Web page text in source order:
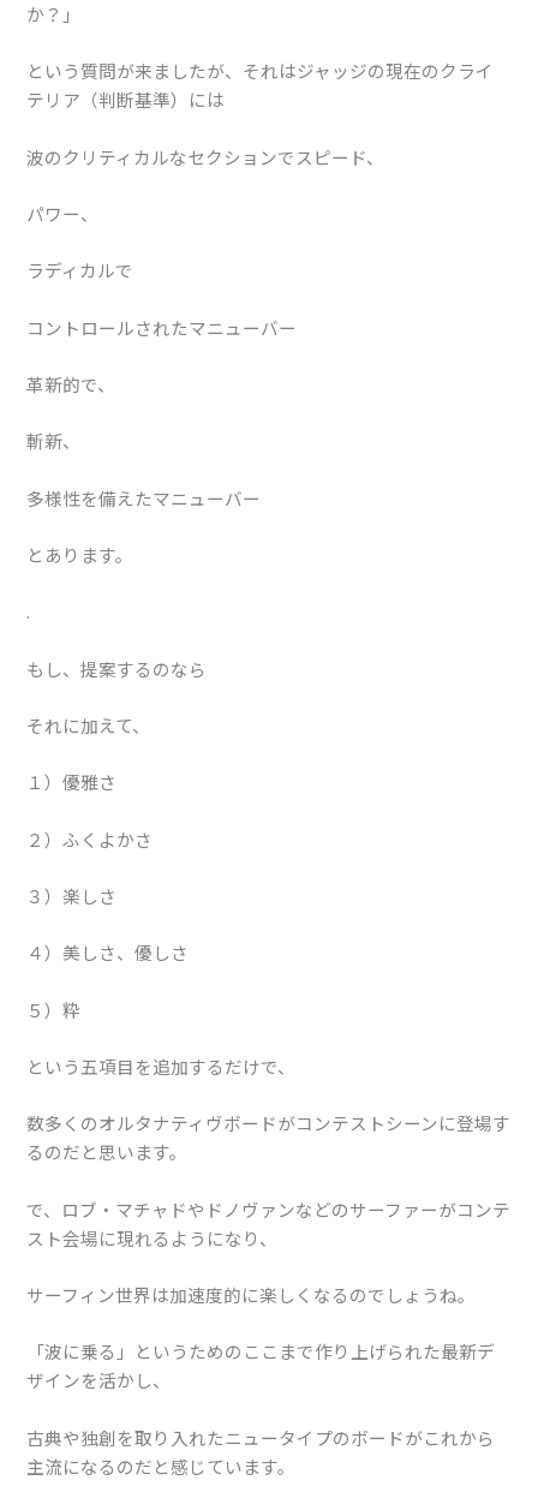
か？」
という質問が来ましたが、それはジャッジの現在のクライ
テリア（判断基準）には
波のクリティカルなセクションでスピード、
パワー、
ラディカルで
コントロールされたマニューバー
革新的で、
斬新、
多様性を備えたマニューバー
とあります。
.
もし、提案するのなら
それに加えて、
１）優雅さ
２）ふくよかさ
３）楽しさ
４）美しさ、優しさ
５）粋
という五項目を追加するだけで、
数多くのオルタナティヴボードがコンテストシーンに登場す
るのだと思います。
で、ロブ・マチャドやドノヴァンなどのサーファーがコンテ
スト会場に現れるようになり、
サーフィン世界は加速度的に楽しくなるのでしょうね。
「波に乗る」というためのここまで作り上げられた最新デ
ザインを活かし、
古典や独創を取り入れたニュータイプのボードがこれから
主流になるのだと感じています。